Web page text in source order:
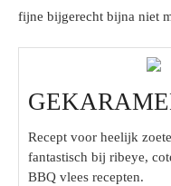
fijne bijgerecht bijna niet
Recept voor heelijk
fantastisch bij ribeye,
BBQ vlees recepten.